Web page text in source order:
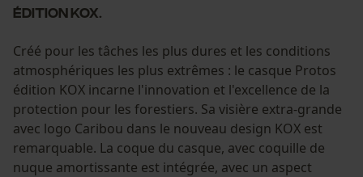
édition KOX.
Créé pour les tâches les plus dures et les conditions
atmosphériques les plus extrêmes : le casque Protos
édition KOX incarne l'innovation et l'excellence de la
protection pour les forestiers. Sa visière extra-grande
avec logo Caribou dans le nouveau design KOX est
remarquable. La coque du casque, avec coquille de
nuque amortissante est intégrée, avec un aspect